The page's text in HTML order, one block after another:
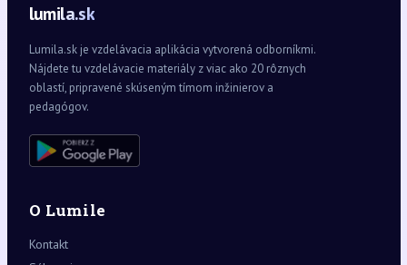
lumila.sk
Lumila.sk je vzdelávacia aplikácia vytvorená odborníkmi.
Nájdete tu vzdelávacie materiály z viac ako 20 rôznych
oblastí, pripravené skúseným tímom inžinierov a
pedagógov.
O Lumile
Kontakt